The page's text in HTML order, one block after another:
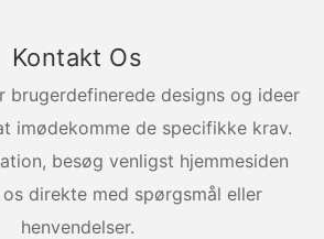
Kontakt Os
designs og ideer
imødekomme de specifikke krav.
besøg venligst hjemmesiden
direkte med spørgsmål eller
henvendelser.